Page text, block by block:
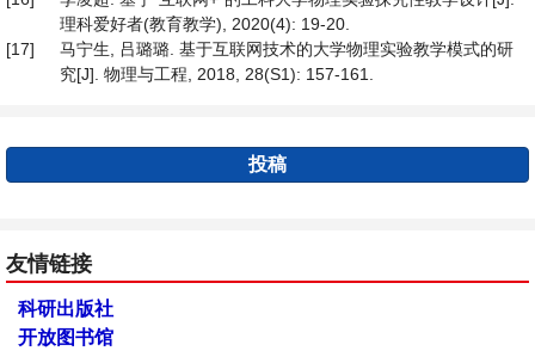
理科爱好者(教育教学), 2020(4): 19-20.
[17]
马宁生, 吕璐璐. 基于互联网技术的大学物理实验教学模式的研
究[J]. 物理与工程, 2018, 28(S1): 157-161.
投稿
友情链接
科研出版社
开放图书馆